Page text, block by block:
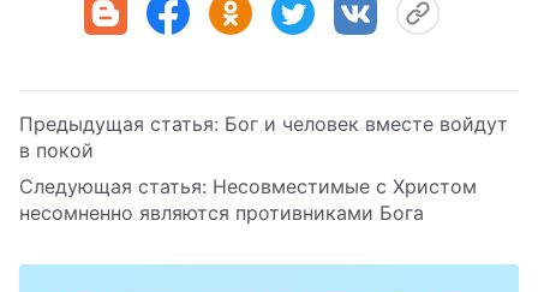
Предыдущая статья: Бог и человек вместе войдут
в покой
Следующая статья: Несовместимые с Христом
несомненно являются противниками Бога